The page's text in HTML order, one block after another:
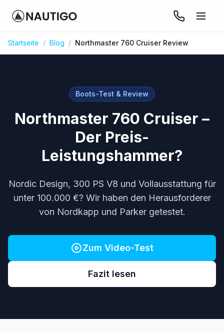
Startseite / Blog / Northmaster 760 Cruiser Review
Boots-Test & Review
Northmaster 760 Cruiser –
Der Preis-
Leistungshammer?
Nordic Design, 300 PS V8 und Vollausstattung für
unter 100.000 €? Wir haben den Herausforderer
von Nordkapp und Parker getestet.
Zum Video-Test
Fazit lesen